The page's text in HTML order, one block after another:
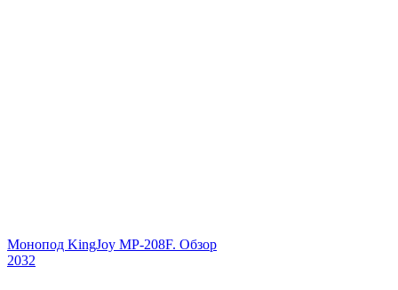
Монопод KingJoy MP-208F. Обзор
2032